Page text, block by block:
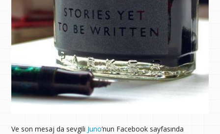
Ve son mesaj da sevgili Juno’nun Facebook sayfasında